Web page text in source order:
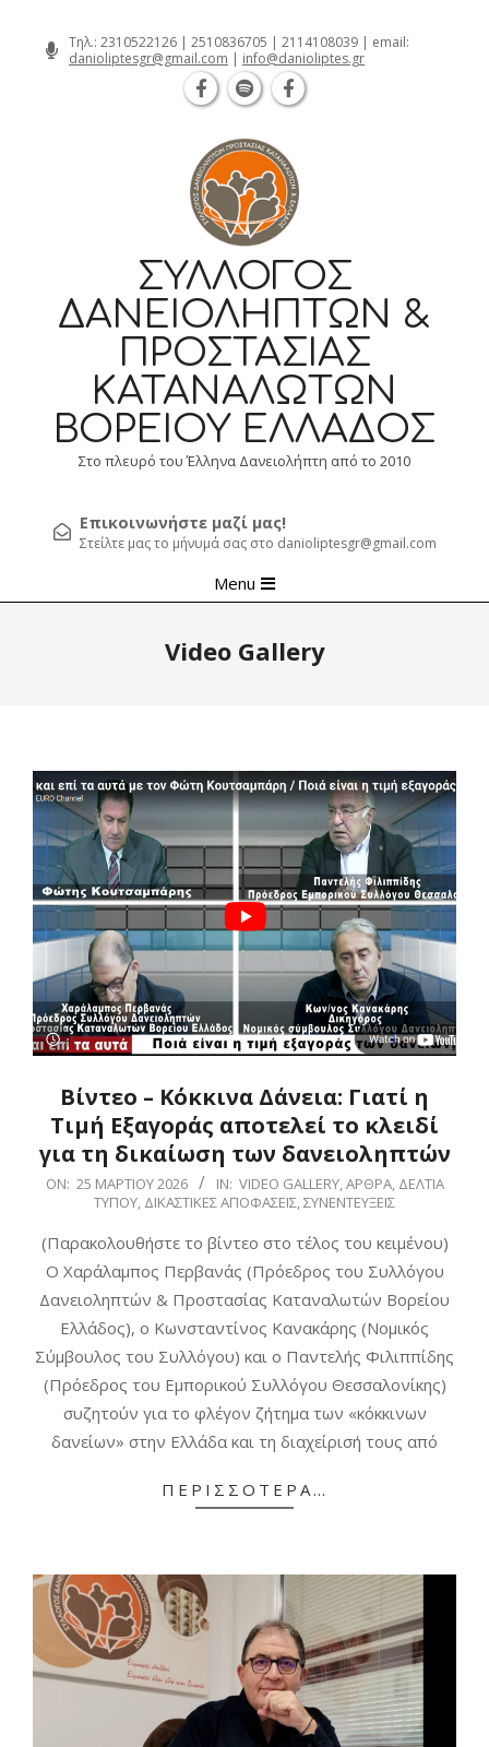
Τηλ.: 2310522126 | 2510836705 | 2114108039 | email:
danioliptesgr@gmail.com | info@danioliptes.gr
ΣΎΛΛΟΓΟΣ
ΔΑΝΕΙΟΛΗΠΤΏΝ &
ΠΡΟΣΤΑΣΊΑΣ
ΚΑΤΑΝΑΛΩΤΏΝ
ΒΟΡΕΊΟΥ ΕΛΛΆΔΟΣ
Στο πλευρό του Έλληνα Δανειολήπτη από το 2010
Επικοινωνήστε μαζί μας!
Στείλτε μας το μήνυμά σας στο danioliptesgr@gmail.com
Navigation
Menu
Video Gallery
Βίντεο – Κόκκινα Δάνεια: Γιατί η
Τιμή Εξαγοράς αποτελεί το κλειδί
για τη δικαίωση των δανειοληπτών
2026-
25
ON: 25 ΜΑΡΤΊΟΥ 2026 IN: VIDEO GALLERY,ΆΡΘΡΑ, ΔΕΛΤΊΑ
ΤΎΠΟΥ, ΔΙΚΑΣΤΙΚΈΣ ΑΠΟΦΆΣΕΙΣ,ΣΥΝΕΝΤΕΎΞΕΙΣ
(Παρακολουθήστε το βίντεο στο τέλος του κειμένου)
Ο Χαράλαμπος Περβανάς (Πρόεδρος του Συλλόγου
Δανειοληπτών & Προστασίας Καταναλωτών Βορείου
Ελλάδος), ο Κωνσταντίνος Κανακάρης (Νομικός
Σύμβουλος του Συλλόγου) και ο Παντελής Φιλιππίδης
(Πρόεδρος του Εμπορικού Συλλόγου Θεσσαλονίκης)
συζητούν για το φλέγον ζήτημα των «κόκκινων
δανείων» στην Ελλάδα και τη διαχείρισή τους από
ΠΕΡΙΣΣΌΤΕΡΑ…